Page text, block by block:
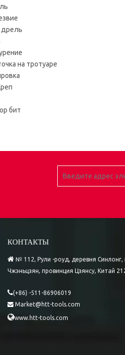
дрель
на тротуаре
бит
КОНТАКТЫ
 № 112, Рули -роуд, деревня
Чжэньцзян, провинция Цзянсу, Китай
(+86) -511-86906019
 Market@htt-tools.com
www.htt-tools.com